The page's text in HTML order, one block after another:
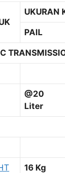
UKURAN
PAIL
@20
Liter
16 Kg